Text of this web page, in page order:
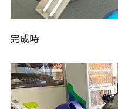
完成時